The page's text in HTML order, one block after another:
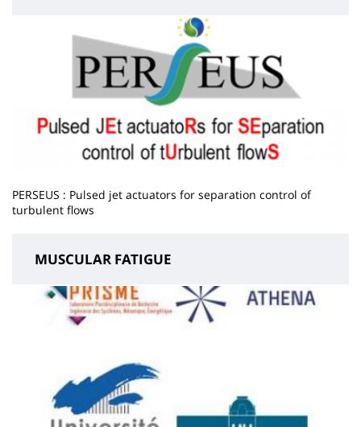
PERSEUS : Pulsed jet actuators for separation control of
turbulent flows
MUSCULAR FATIGUE